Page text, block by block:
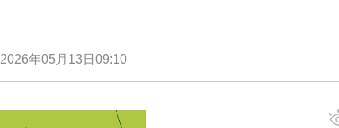
2026年05月13日09:10